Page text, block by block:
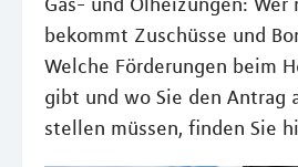
bekommt Zuschüsse und
Welche Förderungen beim
gibt und wo Sie den Antrag
stellen müssen, finden Sie